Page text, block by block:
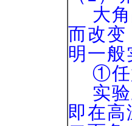
大角
而改变
明一
①任
实验
即在